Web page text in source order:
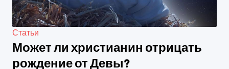
Статьи
Может ли христианин отрицать
рождение от Девы?